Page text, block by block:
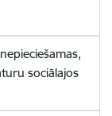
sociālajos